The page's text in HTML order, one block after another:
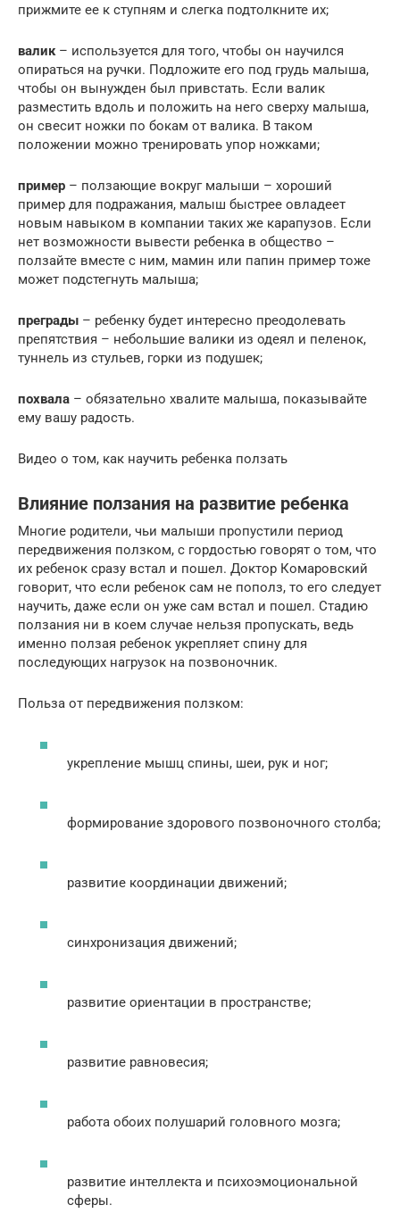
прижмите ее к ступням и слегка подтолкните их;
валик– используется для того, чтобы он научился
опираться на ручки. Подложите его под грудь малыша,
чтобы он вынужден был привстать. Если валик
разместить вдоль и положить на него сверху малыша,
он свесит ножки по бокам от валика. В таком
положении можно тренировать упор ножками;
пример – ползающие вокруг малыши – хороший
пример для подражания, малыш быстрее овладеет
новым навыком в компании таких же карапузов. Если
нет возможности вывести ребенка в общество –
ползайте вместе с ним, мамин или папин пример тоже
может подстегнуть малыша;
преграды – ребенку будет интересно преодолевать
препятствия – небольшие валики из одеял и пеленок,
туннель из стульев, горки из подушек;
похвала – обязательно хвалите малыша, показывайте
ему вашу радость.
Видео о том, как научить ребенка ползать
Влияние ползания на развитие ребенка
Многие родители, чьи малыши пропустили период
передвижения ползком, с гордостью говорят о том, что
их ребенок сразу встал и пошел. Доктор Комаровский
говорит, что если ребенок сам не пополз, то его следует
научить, даже если он уже сам встал и пошел. Стадию
ползания ни в коем случае нельзя пропускать, ведь
именно ползая ребенок укрепляет спину для
последующих нагрузок на позвоночник.
Польза от передвижения ползком:
укрепление мышц спины, шеи, рук и ног;
формирование здорового позвоночного столба;
развитие координации движений;
синхронизация движений;
развитие ориентации в пространстве;
развитие равновесия;
работа обоих полушарий головного мозга;
развитие интеллекта и психоэмоциональной
сферы.